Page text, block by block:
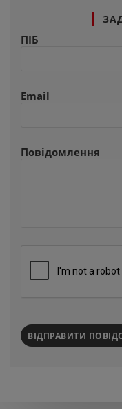
ПІБ
Email
Повідомлення
ВІДПРАВИТИ